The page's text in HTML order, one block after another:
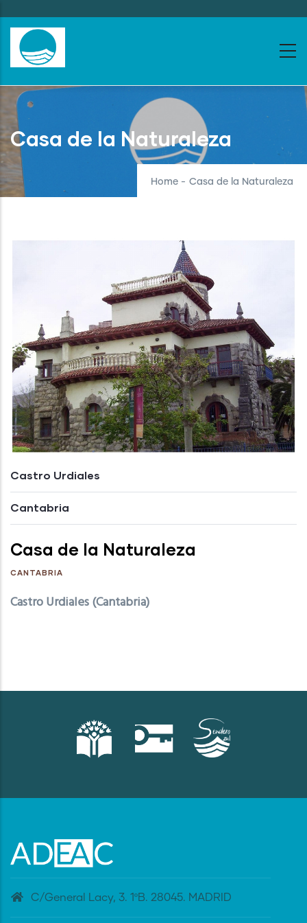
to
main
content
Casa de la Naturaleza
Home - Casa de la Naturaleza
Castro Urdiales
Cantabria
Casa de la Naturaleza
CANTABRIA
Castro Urdiales (Cantabria)
C/General Lacy, 3. 1ºB. 28045. MADRID